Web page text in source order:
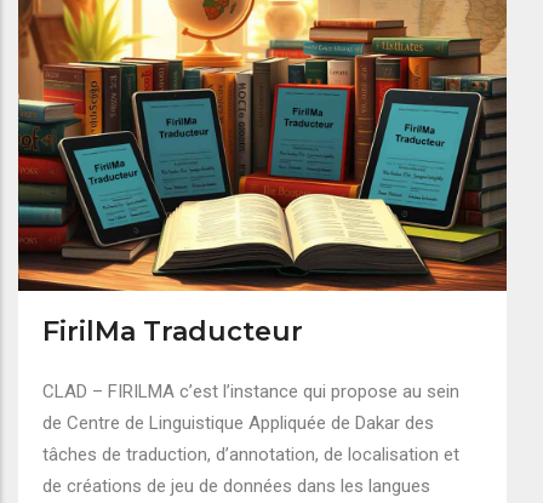
FirilMa Traducteur
CLAD – FIRILMA c’est l’instance qui propose au sein
de Centre de Linguistique Appliquée de Dakar des
tâches de traduction, d’annotation, de localisation et
de créations de jeu de données dans les langues